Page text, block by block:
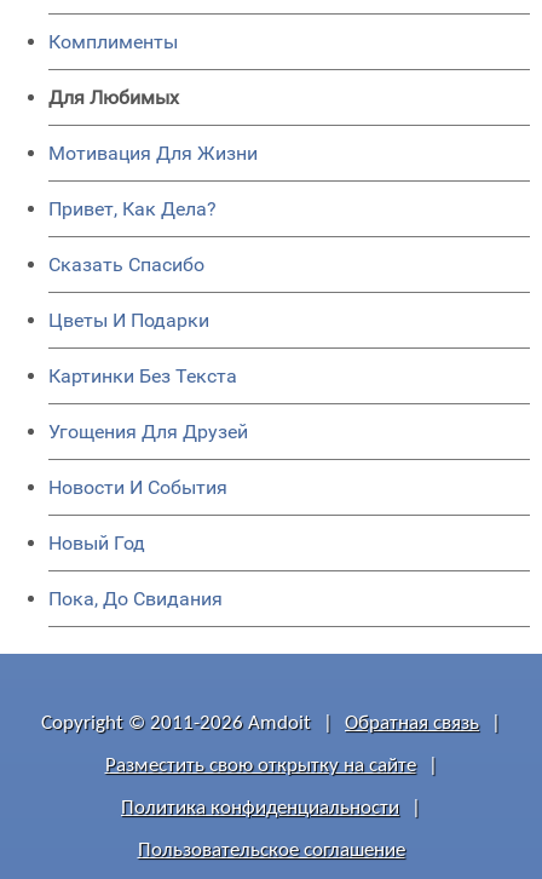
Комплименты
Для Любимых
Мотивация Для Жизни
Привет, Как Дела?
Сказать Спасибо
Цветы И Подарки
Картинки Без Текста
Угощения Для Друзей
Новости И События
Новый Год
Пока, До Свидания
Copyright © 2011-2026 Amdoit Обратная связь
Разместить свою открытку на сайте
Политика конфиденциальности
Пользовательское соглашение